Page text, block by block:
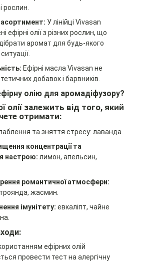
рослин.
У лінійці Vivasan
ефірні олії з різних рослин, що
аромат для будь-якого
Ефірні масла Vivasan не
добавок і барвників.
олію для аромадіфузору?
олії залежить від того, який
отримати:
та зняття стресу: лаванда.
концентрації та
настрою: лимон, апельсин,
романтичної атмосфери:
троянда, жасмин.
імунітету: евкаліпт, чайне
ефірних олій
провести тест на алергічну